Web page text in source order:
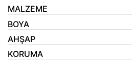
MALZEME
BOYA
AHŞAP
KORUMA